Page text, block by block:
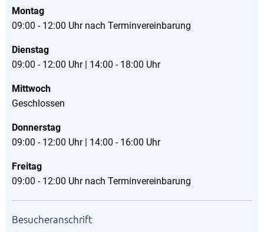
Montag
09:00 - 12:00 Uhr nach Terminvereinbarung
Dienstag
09:00 - 12:00 Uhr | 14:00 - 18:00 Uhr
Mittwoch
Geschlossen
Donnerstag
09:00 - 12:00 Uhr | 14:00 - 16:00 Uhr
Freitag
09:00 - 12:00 Uhr nach Terminvereinbarung
Besucheranschrift